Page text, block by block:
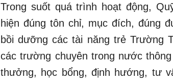
Trong suốt quá trình hoạt động,
hiện đúng tôn chỉ, mục đích, đúng
bồi dưỡng các tài năng trẻ Trường
các trường chuyên trong nước
thưởng, học bổng, định hướng, tư